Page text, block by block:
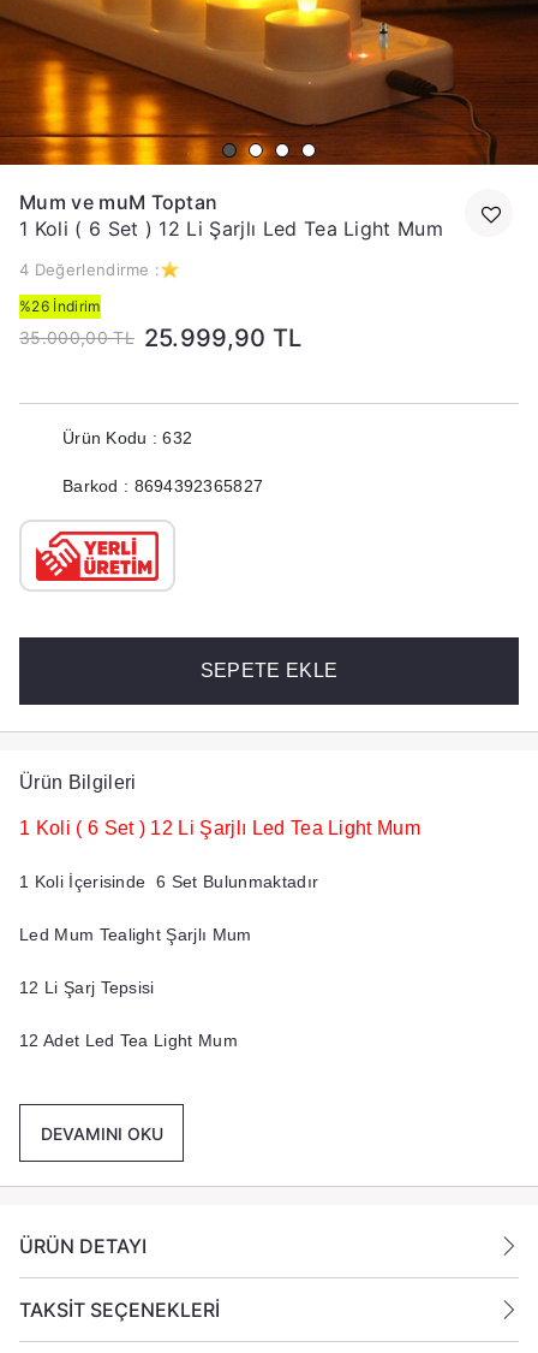
Mum ve muM Toptan
1 Koli ( 6 Set ) 12 Li Şarjlı Led Tea Light Mum
4 Değerlendirme :
%26 İndirim
35.000,00 TL 25.999,90 TL
Ürün Kodu : 632
Barkod : 8694392365827
SEPETE EKLE
Ürün Bilgileri
1 Koli ( 6 Set ) 12 Li Şarjlı Led Tea Light Mum
1 Koli İçerisinde 6 Set Bulunmaktadır
Led Mum Tealight Şarjlı Mum
12 Li Şarj Tepsisi
12 Adet Led Tea Light Mum
1 Adet Şarj Adaptörü
Paket İçeriği :1 Koli İçinde 6 Set 12 Li Şarşlı Led Mum
gönderilmektedir.
DEVAMINI OKU
ÜRÜN DETAYI
TAKSİT SEÇENEKLERİ